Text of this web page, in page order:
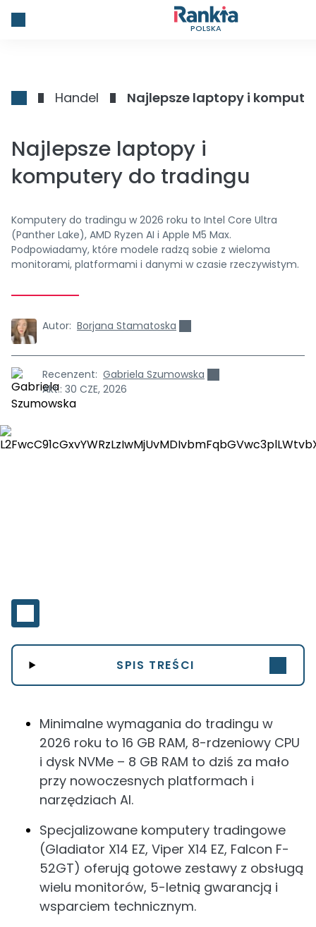
POLSKA
Handel Najlepsze laptopy i
Najlepsze laptopy i
komputery do tradingu
Komputery do tradingu w 2026 roku to Intel Core Ultra
(Panther Lake), AMD Ryzen AI i Apple M5 Max.
Podpowiadamy, które modele radzą sobie z wieloma
monitorami, platformami i danymi w czasie rzeczywistym.
Autor: Borjana Stamatoska
Recenzent: Gabriela Szumowska
Akt.: 30 CZE, 2026
SPIS TREŚCI
Minimalne wymagania do tradingu w
2026 roku to 16 GB RAM, 8-rdzeniowy CPU
i dysk NVMe – 8 GB RAM to dziś za mało
przy nowoczesnych platformach i
narzędziach AI.
Specjalizowane komputery tradingowe
(Gladiator X14 EZ, Viper X14 EZ, Falcon F-
52GT) oferują gotowe zestawy z obsługą
wielu monitorów, 5-letnią gwarancją i
wsparciem technicznym.